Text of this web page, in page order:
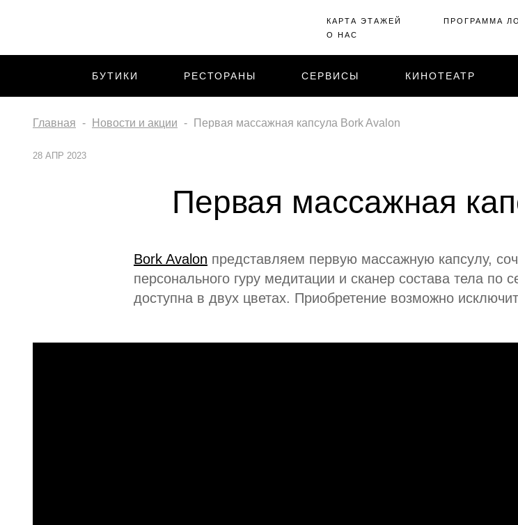
КАРТА ЭТАЖЕЙ
О НАС
ПРОГРАММА
БУТИКИ РЕСТОРАНЫ СЕРВИСЫ КИНОТЕАТР
Главная Новости и акции Первая массажная капсула Bork Avalon
28 АПР 2023
Первая массажная
Bork Avalon представляем первую массажную капсулу,
персонального гуру медитации и сканер состава тела
доступна в двух цветах. Приобретение возможно